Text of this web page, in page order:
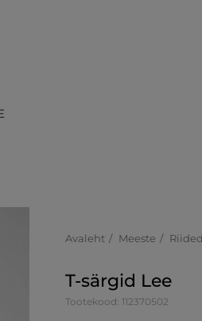
Avaleht Meeste Riided
T-särgid Lee
Tootekood: 112370502